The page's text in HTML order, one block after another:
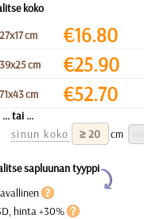
koko
27x17 cm
€16.80
39x25 cm €25.90
71x43 cm €52.70
... tai ...
sinun koko
cm
sapluunan tyyppi
Y
hinta +30%